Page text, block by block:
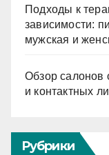
Подходы к
зависимости:
мужская и
Обзор салонов
и контактных
Рубрики